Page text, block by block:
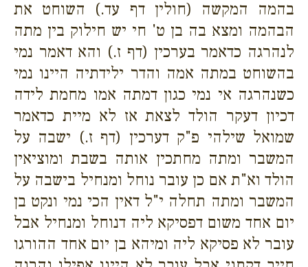
בהמה המקשה (חולין דף עד.) השוחט את
הבהמה ומצא בה בן ט' חי יש חילוק בין מתה
לנהרגה כדאמר בערכין (דף ז.) והא דאמר נמי
בהשוחט במתה אמה והדר ילידתיה היינו נמי
כשנהרגה אי נמי כגון דמתה אמו מחמת לידה
דכיון דעקר הולד לצאת אז לא מיית כדאמר
שמואל שילהי פ"ק דערכין (דף ז.) ישבה על
המשבר ומתה מחתכין אותה בשבת ומוציאין
הולד וא"ת אם כן עובר נוחל ומנחיל בישבה על
המשבר ומתה תחלה י"ל דאין הכי נמי ונקט בן
יום אחד משום דפסיקא ליה דנוחל ומנחיל אבל
עובר לא פסיקא ליה ומיהא בן יום אחד ההורגו